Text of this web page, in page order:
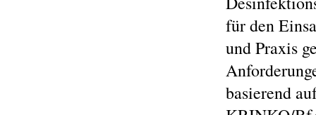
für den
und Praxis
basierend